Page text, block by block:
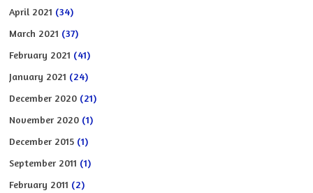
April 2021 (34)
March 2021 (37)
February 2021 (41)
January 2021 (24)
December 2020 (21)
November 2020 (1)
December 2015 (1)
September 2011 (1)
February 2011 (2)